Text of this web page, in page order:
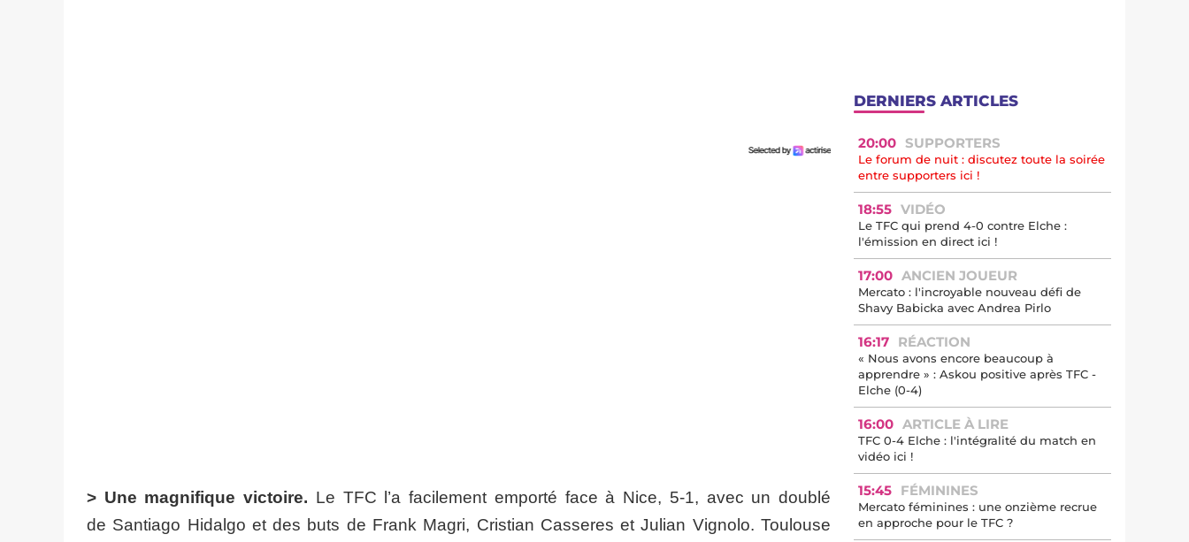
> Une magnifique victoire. Le TFC l’a facilement emporté face à Nice, 5-1, avec un doublé
de Santiago Hidalgo et des buts de Frank Magri, Cristian Casseres et Julian Vignolo. Toulouse
DERNIERS ARTICLES
20:00 SUPPORTERS
Le forum de nuit : discutez toute la soirée
entre supporters ici !
18:55 VIDÉO
Le TFC qui prend 4-0 contre Elche :
l'émission en direct ici !
17:00 ANCIEN JOUEUR
Mercato : l'incroyable nouveau défi de
Shavy Babicka avec Andrea Pirlo
16:17 RÉACTION
« Nous avons encore beaucoup à
apprendre » : Askou positive après TFC -
Elche (0-4)
16:00 ARTICLE À LIRE
TFC 0-4 Elche : l'intégralité du match en
vidéo ici !
15:45 FÉMININES
Mercato féminines : une onzième recrue
en approche pour le TFC ?